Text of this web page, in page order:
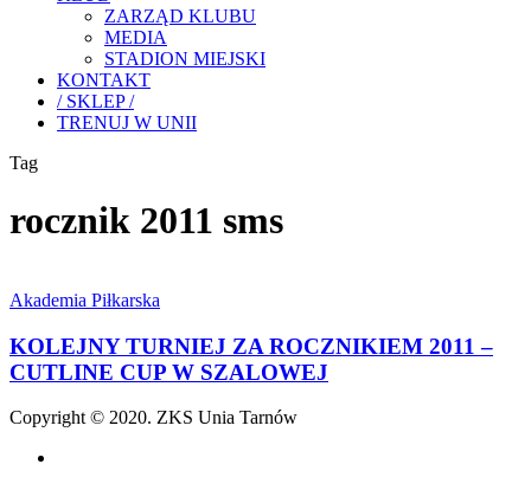
ZARZĄD KLUBU
MEDIA
STADION MIEJSKI
KONTAKT
/ SKLEP /
TRENUJ W UNII
Tag
rocznik 2011 sms
TURNIEJ
ROCZNIKIEM
2011
–
CUP
Akademia Piłkarska
KOLEJNY TURNIEJ ZA ROCZNIKIEM 2011 –
CUTLINE CUP W SZALOWEJ
Copyright © 2020. ZKS Unia Tarnów